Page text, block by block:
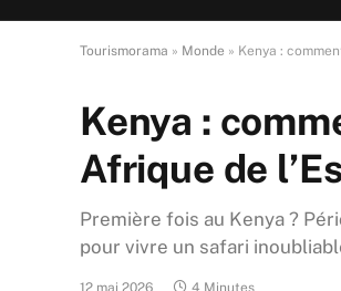
Tourismorama » Monde » Kenya :
Kenya :
Afrique de
Première fois au Kenya ?
pour vivre un safari
12 mai 2026 4 Minutes